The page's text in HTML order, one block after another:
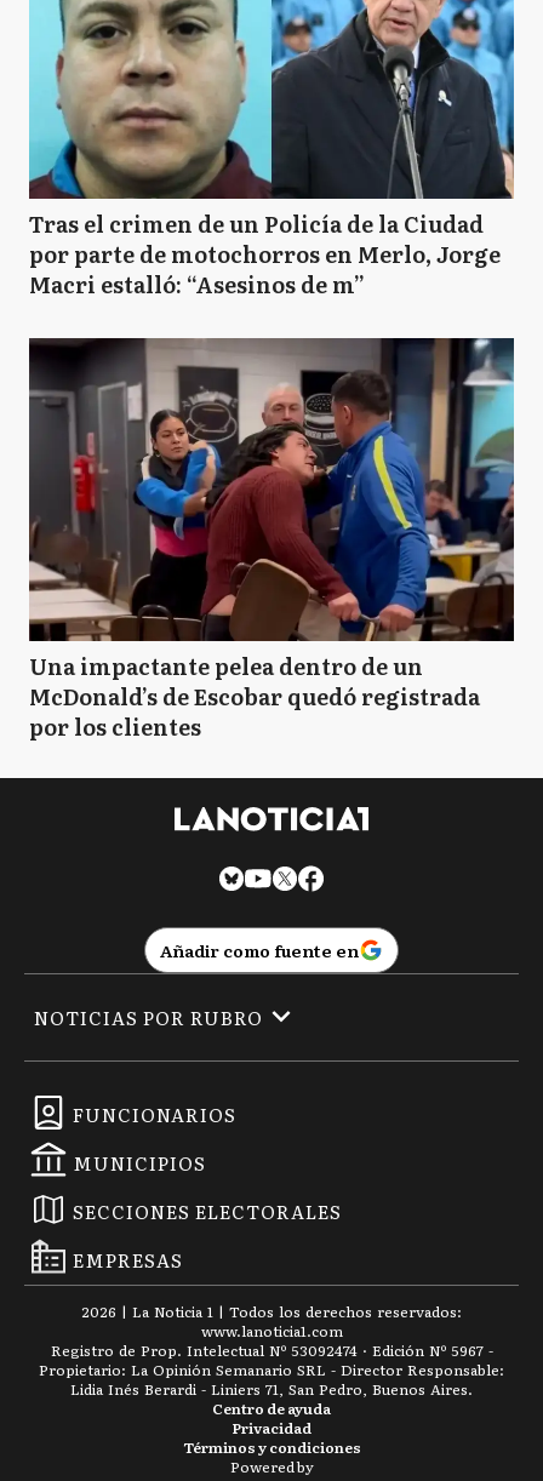
Tras el crimen de un Policía de la Ciudad
por parte de motochorros en Merlo, Jorge
Macri estalló: “Asesinos de m”
Una impactante pelea dentro de un
McDonald’s de Escobar quedó registrada
por los clientes
Añadir como fuente en
FUNCIONARIOS
MUNICIPIOS
SECCIONES ELECTORALES
EMPRESAS
NOTICIAS POR RUBRO
2026 | La Noticia 1 | Todos los derechos reservados:
www.lanoticia1.com
Registro de Prop. Intelectual Nº 53092474 · Edición Nº 5967 -
Propietario: La Opinión Semanario SRL - Director Responsable:
Lidia Inés Berardi - Liniers 71, San Pedro, Buenos Aires.
Términos y condiciones
Privacidad
Centro de ayuda
Powered by